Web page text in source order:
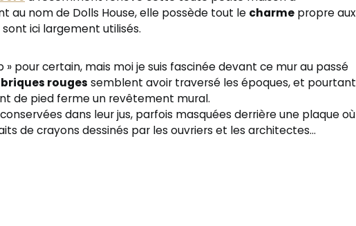
au nom de Dolls House, elle possède tout le charme propre aux
sont ici largement utilisés.
» pour certain, mais moi je suis fascinée devant ce mur au passé
briques rouges semblent avoir traversé les époques, et pourtant
de pied ferme un revêtement mural.
dans leur jus, parfois masquées derrière une plaque où
de crayons dessinés par les ouvriers et les architectes…